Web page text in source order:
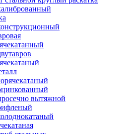
вытяжной